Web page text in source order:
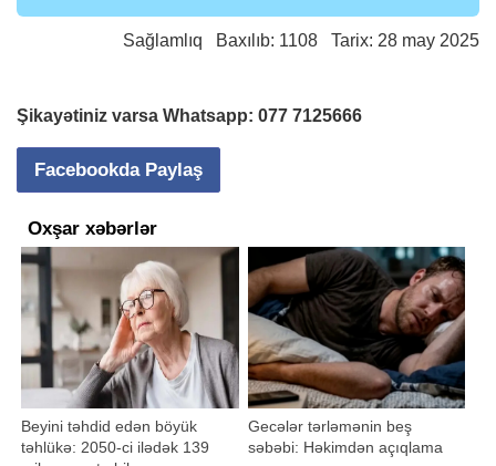
Sağlamlıq Baxılıb: 1108 Tarix: 28 may 2025
Şikayətiniz varsa Whatsapp: 077 7125666
Facebookda Paylaş
Oxşar xəbərlər
Beyini təhdid edən böyük
təhlükə: 2050-ci ilədək 139
Gecələr tərləmənin beş
səbəbi: Həkimdən açıqlama